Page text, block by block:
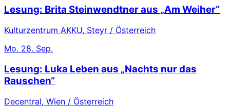
Lesung: Brita Steinwendtner aus „Am Weiher“
Kulturzentrum AKKU, Steyr / Österreich
Mo. 28. Sep.
Lesung: Luka Leben aus „Nachts nur das
Rauschen“
Decentral, Wien / Österreich